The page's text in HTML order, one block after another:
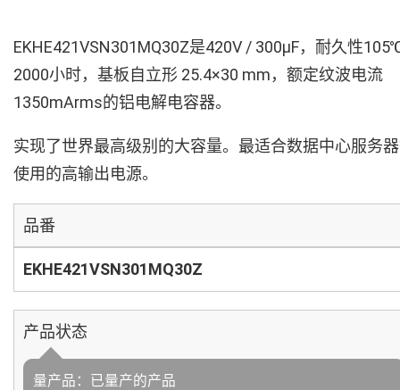
EKHE421VSN301MQ30Z是420V / 300µF，耐久性
2000小时，基板自立形 25.4×30 mm，额定纹波电流
1350mArms的铝电解电容器。
实现了世界最高级别的大容量。最适合数据中心服务
使用的高输出电源。
品番
EKHE421VSN301MQ30Z
产品状态
量产品：已量产的产品